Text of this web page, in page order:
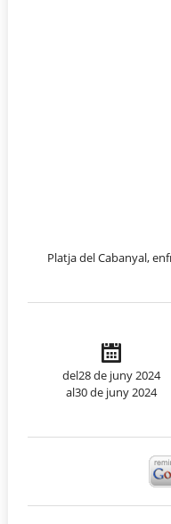
Platja del Cabanyal,
del28 de juny 2024
al30 de juny 2024